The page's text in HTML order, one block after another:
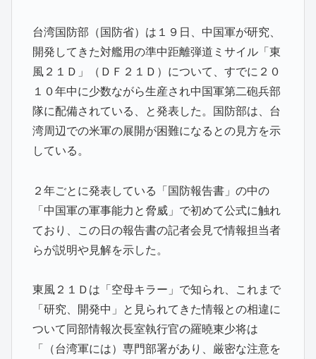
台湾国防部（国防省）は１９日、中国軍が研究、
開発してきた対艦用の準中距離弾道ミサイル「東
風２１Ｄ」（ＤＦ２１Ｄ）について、すでに２０
１０年中に少数ながら生産され中国軍第二砲兵部
隊に配備されている、と発表した。国防部は、台
湾周辺での米軍の展開が困難になるとの見方を示
している。
２年ごとに発表している「国防報告書」の中の
「中国軍の軍事能力と脅威」で初めて公式に触れ
ており、この日の報告書の記者会見で情報担当者
らが説明や見解を示した。
東風２１Ｄは「空母キラー」で知られ、これまで
「研究、開発中」と見られてきた情報との相違に
ついて同部情報次長室執行官の羅曉東少将は
「（台湾軍には）専門部署があり、厳密な注意を